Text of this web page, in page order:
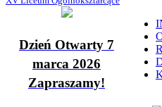
Dzień Otwarty 7
marca 2026
Zapraszamy!